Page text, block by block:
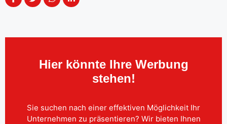
Hier könnte Ihre Werbung
stehen!
Sie suchen nach einer effektiven Möglichkeit Ihr
Unternehmen zu präsentieren? Wir bieten Ihnen